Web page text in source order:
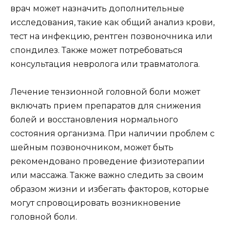
врач может назначить дополнительные
исследования, такие как общий анализ крови,
тест на инфекцию, рентген позвоночника или
спондилез. Также может потребоваться
консультация невролога или травматолога.
Лечение тензионной головной боли может
включать прием препаратов для снижения
болей и восстановления нормального
состояния организма. При наличии проблем с
шейным позвоночником, может быть
рекомендовано проведение физиотерапии
или массажа. Также важно следить за своим
образом жизни и избегать факторов, которые
могут спровоцировать возникновение
головной боли.